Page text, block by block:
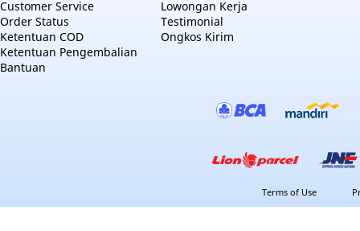
Customer Service
Order Status
Ketentuan COD
Ketentuan Pengembalian
Bantuan
Lowongan Kerja
Testimonial
Ongkos Kirim
Terms of Use